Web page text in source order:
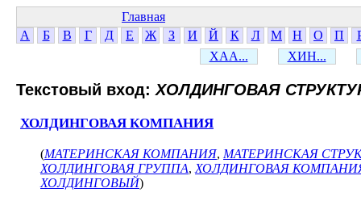
Главная
А
Б В Г Д Е Ж З И Й К Л М Н О П
ХАА...
ХИН...
Текстовый вход: ХОЛДИНГОВАЯ
ХОЛДИНГОВАЯ КОМПАНИЯ
(МАТЕРИНСКАЯ КОМПАНИЯ, МАТЕРИНСКАЯ
ХОЛДИНГОВАЯ ГРУППА, ХОЛДИНГОВАЯ
ХОЛДИНГОВЫЙ)